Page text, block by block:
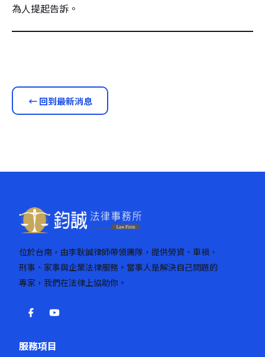
為人提起告訴。
← 回到最新消息
位於台南，由李耿誠律師帶領團隊，提供勞資、車禍、
刑事、家事與企業法律服務。當事人是解決自己問題的
專家，我們在法律上協助你。
服務項目